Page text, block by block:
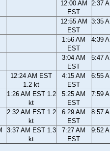
12:00 AM
EST
2:37
12:55 AM
EST
3:35
1:56 AM
EST
4:39
3:04 AM
EST
5:47
12:24 AM EST
1.2 kt
4:15 AM
EST
6:55
1:26 AM EST 1.2
kt
5:25 AM
EST
7:59
2:32 AM EST 1.2
kt
6:29 AM
EST
8:57
3:37 AM EST 1.3
kt
7:27 AM
EST
9:52